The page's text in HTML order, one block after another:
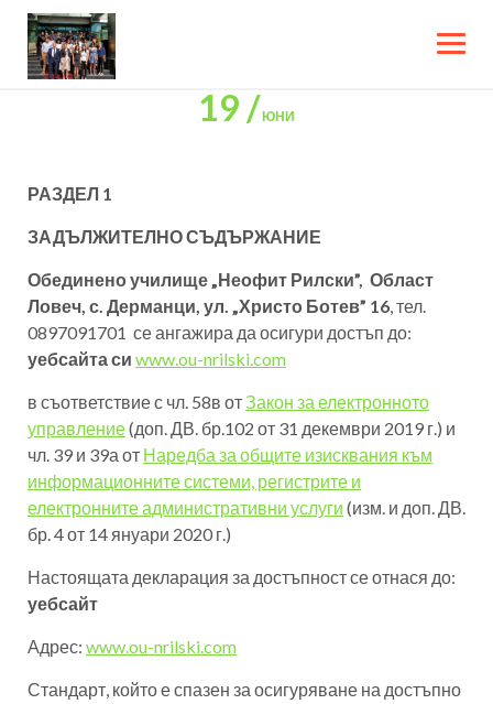
Skip
content
19 /ЮНИ
РАЗДЕЛ 1
ЗАДЪЛЖИТЕЛНО СЪДЪРЖАНИЕ
Обединено училище „Неофит Рилски”, Област
Ловеч, с. Дерманци, ул. „Христо Ботев” 16, тел.
0897091701 се ангажира да осигури достъп до:
уебсайта си www.ou-nrilski.com
в съответствие с чл. 58в отЗакон за електронното
управление(доп. ДВ. бр.102 от 31 декември 2019 г.) и
чл. 39 и 39а от Наредба за общите изисквания към
информационните системи, регистрите и
електронните административни услуги (изм. и доп. ДВ.
бр. 4 от 14 януари 2020 г.)
Настоящата декларация за достъпност се отнася до:
уебсайт
Адрес: www.ou-nrilski.com
Стандарт, който е спазен за осигуряване на достъпно